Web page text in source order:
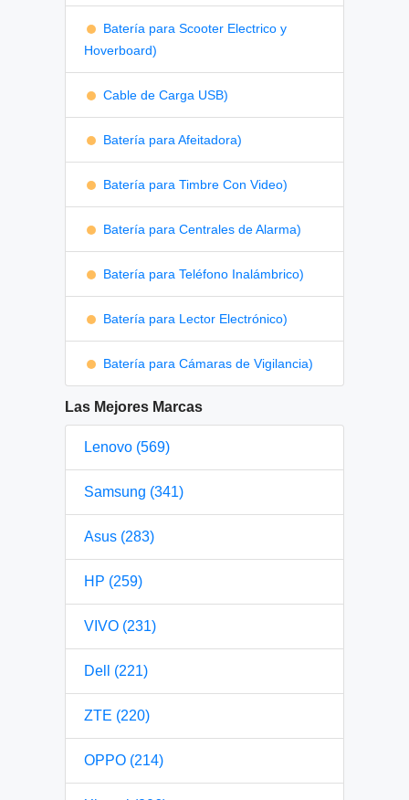
Batería para Scooter Electrico y
Hoverboard)
Cable de Carga USB)
Batería para Afeitadora)
Batería para Timbre Con Video)
Batería para Centrales de Alarma)
Batería para Teléfono Inalámbrico)
Batería para Lector Electrónico)
Batería para Cámaras de Vigilancia)
Las Mejores Marcas
Lenovo (569)
Samsung (341)
Asus (283)
HP (259)
VIVO (231)
Dell (221)
ZTE (220)
OPPO (214)